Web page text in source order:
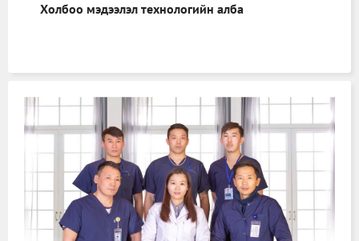
Холбоо мэдээлэл технологийн алба